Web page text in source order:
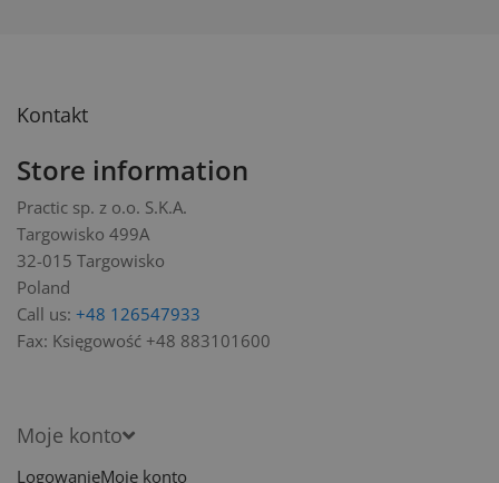
Kontakt
Store information
Practic sp. z o.o. S.K.A.
Targowisko 499A
32-015 Targowisko
Poland
Call us: +48 126547933
Fax: Księgowość +48 883101600
Moje konto
LogowanieMoje konto